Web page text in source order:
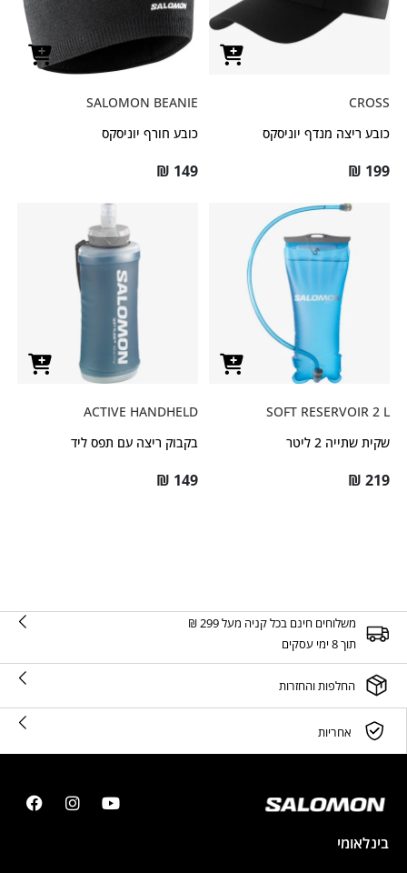
CROSS
כובע ריצה מנדף יוניסקס
₪ 199
SALOMON BEANIE
כובע חורף יוניסקס
₪ 149
SOFT RESERVOIR 2 L
שקית שתייה 2 ליטר
₪ 219
ACTIVE HANDHELD
בקבוק ריצה עם תפס ליד
₪ 149
משלוחים חינם בכל קניה מעל 299 ₪
תוך 8 ימי עסקים
החלפות והחזרות
אחריות
בינלאומי